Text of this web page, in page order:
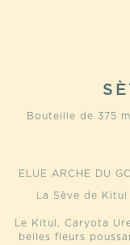
Bouteille de 375
ELUE ARCHE DU
La Sève de
Le Kitul, Caryota
belles fleurs